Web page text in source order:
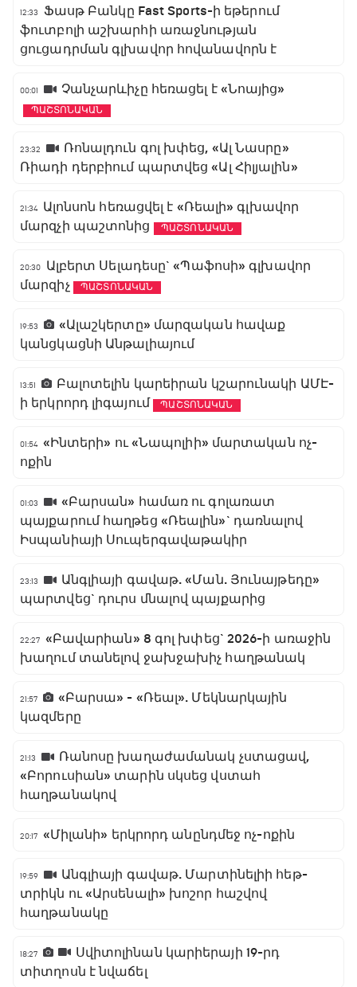
12:33
Ֆասթ Բանկը Fast Sports-ի եթերում
ֆուտբոլի աշխարհի առաջնության
ցուցադրման գլխավոր հովանավորն է
00:01 Չանչարևիչը հեռացել է «Նոայից»
ՊԱՇՏՈՆԱԿԱՆ
23:32
Ռոնալդուն գոլ խփեց, «Ալ Նասրը»
Ռիադի դերբիում պարտվեց «Ալ Հիլյալին»
21:34 Ալոնսոն հեռացվել է «Ռեալի» գլխավոր
մարզչի պաշտոնից
ՊԱՇՏՈՆԱԿԱՆ
20:30
Ալբերտ Սելադեսը` «Պաֆոսի» գլխավոր
մարզիչ
ՊԱՇՏՈՆԱԿԱՆ
19:53
«Ալաշկերտը» մարզական հավաք
կանցկացնի Անթալիայում
13:51
Բալոտելին կարեիրան կշարունակի ԱՄԷ-
ի երկրորդ լիգայում
ՊԱՇՏՈՆԱԿԱՆ
01:54 «Ինտերի» ու «Նապոլիի» մարտական ոչ-
ոքին
01:03
«Բարսան» համառ ու գոլառատ
պայքարում հաղթեց «Ռեալին»` դառնալով
Իսպանիայի Սուպերգավաթակիր
23:13
Անգլիայի գավաթ. «Ման. Յունայթեդը»
պարտվեց` դուրս մնալով պայքարից
22:27 «Բավարիան» 8 գոլ խփեց` 2026-ի առաջին
խաղում տանելով ջախջախիչ հաղթանակ
21:57
«Բարսա» - «Ռեալ». Մեկնարկային
կազմերը
21:13
Ռանոսը խաղաժամանակ չստացավ,
«Բորուսիան» տարին սկսեց վստահ
հաղթանակով
20:17 «Միլանի» երկրորդ անընդմեջ ոչ-ոքին
19:59
Անգլիայի գավաթ. Մարտինելիի հեթ-
տրիկն ու «Արսենալի» խոշոր հաշվով
հաղթանակը
18:27
Սվիտոլինան կարիերայի 19-րդ
տիտղոսն է նվաճել